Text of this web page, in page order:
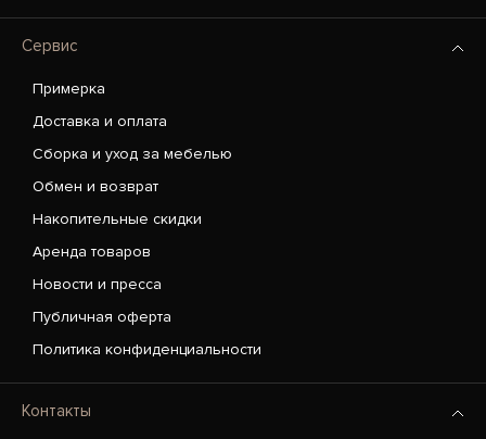
Сервис
Примерка
Доставка и оплата
Сборка и уход за мебелью
Обмен и возврат
Накопительные скидки
Аренда товаров
Новости и пресса
Публичная оферта
Политика конфиденциальности
Контакты